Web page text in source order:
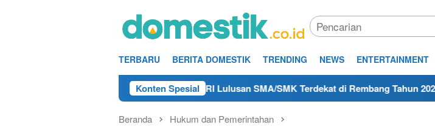
TERBARU BERITA DOMESTIK TRENDING NEWS ENTERTAINMENT
Konten Spesial
Info Kerja Teknisi/Mekanik DAMRI Lulusan SMA/SMK Terdekat di Rembang Tahun 2025
Beranda Hukum dan Pemerintahan